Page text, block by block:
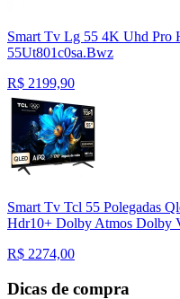
Smart Tv Lg 55 4K Uhd Pro
55Ut801c0sa.Bwz
R$ 2199,90
Smart Tv Tcl 55 Polegadas
Hdr10+ Dolby Atmos Dolby
R$ 2274,00
Dicas de compra